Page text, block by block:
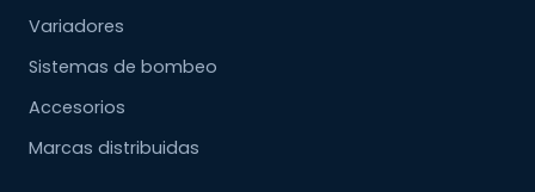
Variadores
Sistemas de bombeo
Accesorios
Marcas distribuidas